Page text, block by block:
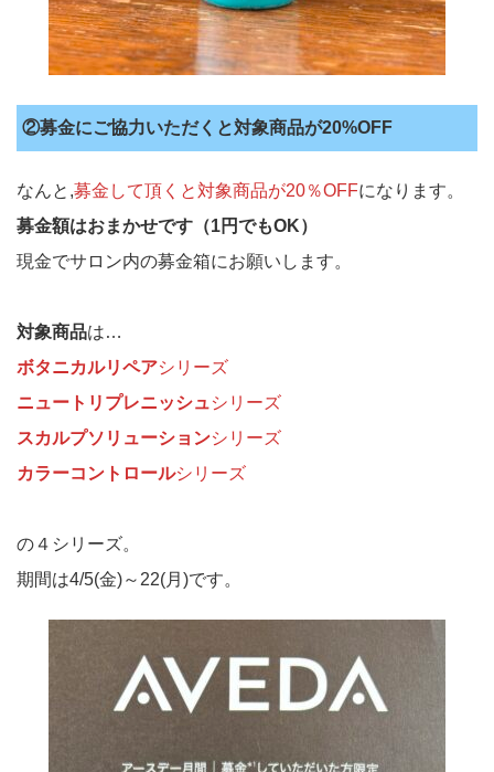
②募金にご協力いただくと対象商品が20%OFF
なんと,募金して頂くと対象商品が20％OFFになります。
募金額はおまかせです（1円でもOK）
現金でサロン内の募金箱にお願いします。
対象商品は…
ボタニカルリペアシリーズ
ニュートリプレニッシュシリーズ
スカルプソリューションシリーズ
カラーコントロールシリーズ
の４シリーズ。
期間は4/5(金)～22(月)です。